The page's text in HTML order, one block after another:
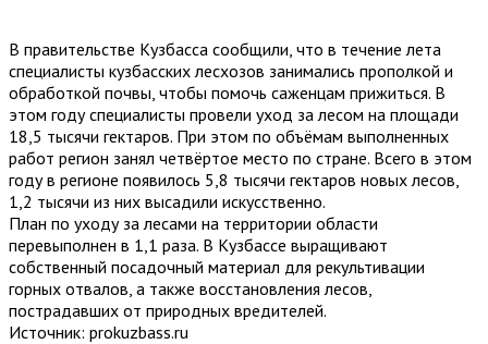
В правительстве Кузбасса сообщили, что в течение лета
специалисты кузбасских лесхозов занимались прополкой и
обработкой почвы, чтобы помочь саженцам прижиться. В
этом году специалисты провели уход за лесом на площади
18,5 тысячи гектаров. При этом по объёмам выполненных
работ регион занял четвёртое место по стране. Всего в этом
году в регионе появилось 5,8 тысячи гектаров новых лесов,
1,2 тысячи из них высадили искусственно.
План по уходу за лесами на территории области
перевыполнен в 1,1 раза. В Кузбассе выращивают
собственный посадочный материал для рекультивации
горных отвалов, а также восстановления лесов,
пострадавших от природных вредителей.
Источник: prokuzbass.ru